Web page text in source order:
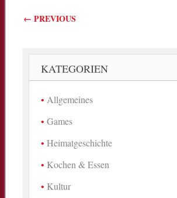
Beitragsnavigation
← PREVIOUS
KATEGORIEN
Allgemeines
Games
Heimatgeschichte
Kochen & Essen
Kultur